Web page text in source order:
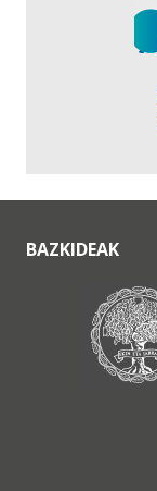
BAZKIDEAK